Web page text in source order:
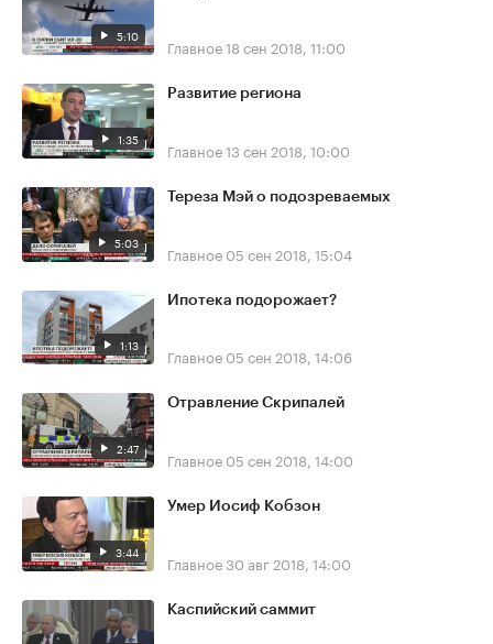
5:10 Главное18 сен 2018, 11:00
1:35
Развитие региона
Главное13 сен 2018, 10:00
5:03
Тереза Мэй о подозреваемых
Главное 05 сен 2018, 15:04
1:13
Ипотека подорожает?
Главное 05 сен 2018, 14:06
2:47
Отравление Скрипалей
Главное 05 сен 2018, 14:00
3:44
Умер Иосиф Кобзон
Главное30 авг 2018, 14:00
Каспийский саммит